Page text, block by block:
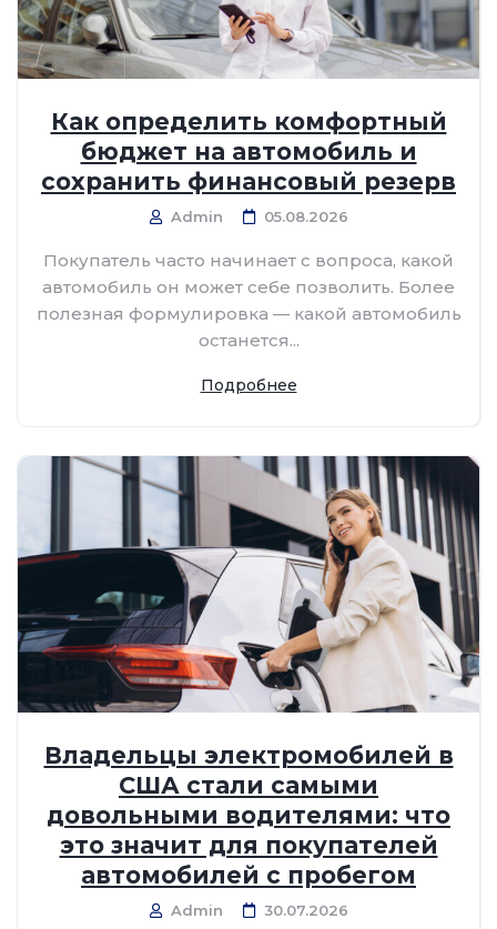
Как определить комфортный
бюджет на автомобиль и
сохранить финансовый резерв
Admin 05.08.2026
Покупатель часто начинает с вопроса, какой
автомобиль он может себе позволить. Более
полезная формулировка — какой автомобиль
останется...
Подробнее
Владельцы электромобилей в
США стали самыми
довольными водителями: что
это значит для покупателей
автомобилей с пробегом
Admin 30.07.2026